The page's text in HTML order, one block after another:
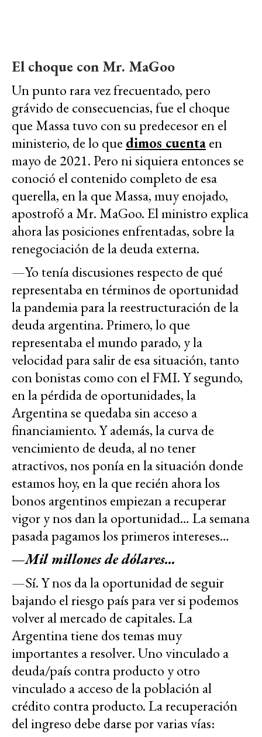
El choque con Mr. MaGoo
Un punto rara vez frecuentado, pero
grávido de consecuencias, fue el choque
que Massa tuvo con su predecesor en el
ministerio, de lo que dimos cuentaen
mayo de 2021. Pero ni siquiera entonces se
conoció el contenido completo de esa
querella, en la que Massa, muy enojado,
apostrofó a Mr. MaGoo. El ministro explica
ahora las posiciones enfrentadas, sobre la
renegociación de la deuda externa.
—Yo tenía discusiones respecto de qué
representaba en términos de oportunidad
la pandemia para la reestructuración de la
deuda argentina. Primero, lo que
representaba el mundo parado, y la
velocidad para salir de esa situación, tanto
con bonistas como con el FMI. Y segundo,
en la pérdida de oportunidades, la
Argentina se quedaba sin acceso a
financiamiento. Y además, la curva de
vencimiento de deuda, al no tener
atractivos, nos ponía en la situación donde
estamos hoy, en la que recién ahora los
bonos argentinos empiezan a recuperar
vigor y nos dan la oportunidad… La semana
pasada pagamos los primeros intereses…
—Mil millones de dólares…
—Sí. Y nos da la oportunidad de seguir
bajando el riesgo país para ver si podemos
volver al mercado de capitales. La
Argentina tiene dos temas muy
importantes a resolver. Uno vinculado a
deuda/país contra producto y otro
vinculado a acceso de la población al
crédito contra producto. La recuperación
del ingreso debe darse por varias vías: